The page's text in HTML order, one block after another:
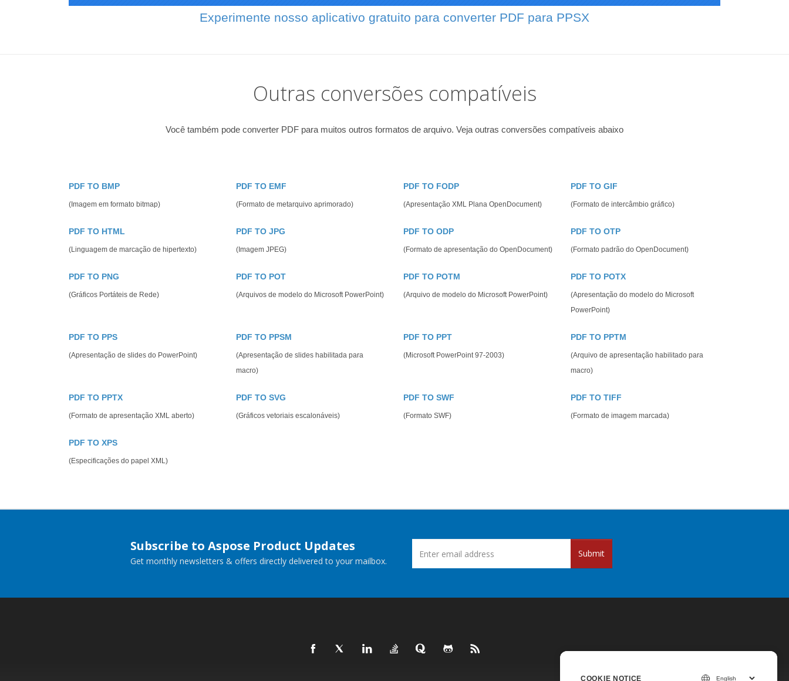
Experimente nosso aplicativo gratuito para converter PDF para PPSX
Outras conversões compatíveis
Você também pode converter PDF para muitos outros formatos de arquivo. Veja outras conversões compatíveis abaixo
PDF TO BMP
(Imagem em formato bitmap)
PDF TO EMF
(Formato de metarquivo aprimorado)
PDF TO FODP
(Apresentação XML Plana OpenDocument)
PDF TO GIF
(Formato de intercâmbio gráfico)
PDF TO HTML
(Linguagem de marcação de hipertexto)
PDF TO JPG
(Imagem JPEG)
PDF TO ODP
(Formato de apresentação do OpenDocument)
PDF TO OTP
(Formato padrão do OpenDocument)
PDF TO PNG
(Gráficos Portáteis de Rede)
PDF TO POT
(Arquivos de modelo do Microsoft PowerPoint)
PDF TO POTM
(Arquivo de modelo do Microsoft PowerPoint)
PDF TO POTX
(Apresentação do modelo do Microsoft
PowerPoint)
PDF TO PPS
(Apresentação de slides do PowerPoint)
PDF TO PPSM
(Apresentação de slides habilitada para
macro)
PDF TO PPT
(Microsoft PowerPoint 97-2003)
PDF TO PPTM
(Arquivo de apresentação habilitado para
macro)
PDF TO PPTX
(Formato de apresentação XML aberto)
PDF TO SVG
(Gráficos vetoriais escalonáveis)
PDF TO SWF
(Formato SWF)
PDF TO TIFF
(Formato de imagem marcada)
PDF TO XPS
(Especificações do papel XML)
Subscribe to Aspose Product Updates
Get monthly newsletters & offers directly delivered to your mailbox.
Submit
COOKIE NOTICE